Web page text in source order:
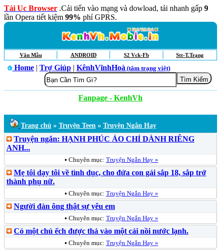
Tải Uc Browser .Cải tiến vào mạng và dowload, tải nhanh gấp 9
lần Opera tiết kiệm 99% phí GPRS.
Văn Mẫu ANDROID S2 Vck-Fb Stt-T.Trạng
Home | Trợ Giúp | KênhVĩnhHoà (tâm trạng việt)
Fanpage - KenhVh
Trang chủ » Truyện Teen » Truyện Ngắn Hay
Truyện ngắn: HẠNH PHÚC ẢO CHỈ DÀNH RIÊNG
ANH...
• Chuyên mục: Truyện Ngắn Hay »
Mẹ tôi dạy tôi về tình dục, cho đứa con gái sắp 18, sắp trở
thành phụ nữ.
• Chuyên mục: Truyện Ngắn Hay »
Người đàn ông thật sự yêu em
• Chuyên mục: Truyện Ngắn Hay »
Có một chú ếch được thả vào một cái nồi nước lạnh.
• Chuyên mục: Truyện Ngắn Hay »